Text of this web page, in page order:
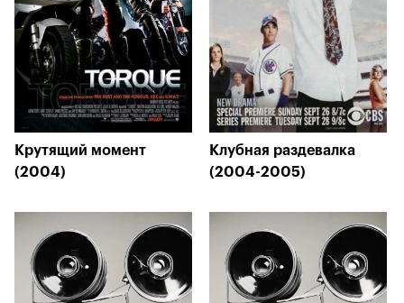
Крутящий момент
(2004)
Клубная раздевалка
(2004-2005)